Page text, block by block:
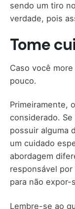
sendo um tiro
verdade, pois
Tome
Caso você
pouco.
Primeiramente,
considerado.
possuir alguma
um cuidado
abordagem
responsável
para não expor-
Lembre-se ao